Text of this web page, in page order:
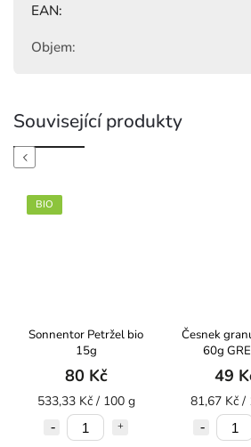
EAN:
Objem:
Související produkty
Previous
BIO
Sonnentor Petržel bio
15g
80 Kč
533,33 Kč / 100 g
Česnek
60g
49
81,67 Kč /